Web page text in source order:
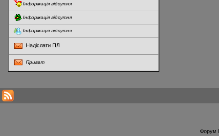
Інформація відсутня
Інформація відсутня
Інформація відсутня
Надіслати ПЛ
Приват
Форум